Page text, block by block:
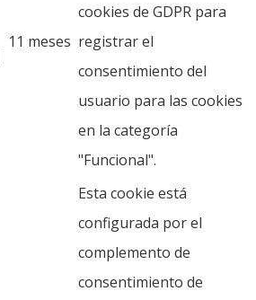
11 meses
cookies de GDPR para
registrar el
consentimiento del
usuario para las cookies
en la categoría
"Funcional".
Esta cookie está
configurada por el
complemento de
consentimiento de